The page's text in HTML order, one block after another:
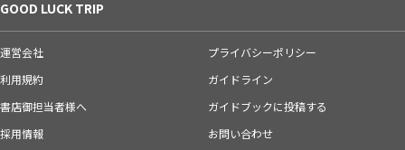
GOOD LUCK TRIP
運営会社
プライバシーポリシー
利用規約
ガイドライン
書店御担当者様へ
ガイドブックに投稿する
採用情報
お問い合わせ